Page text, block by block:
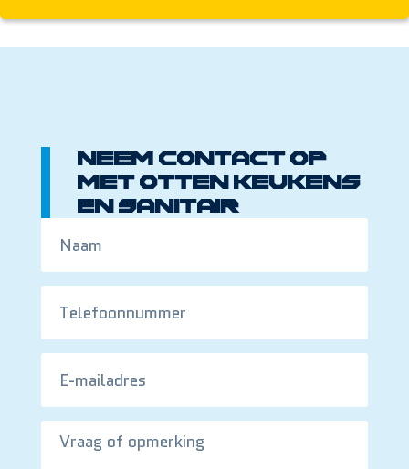
Neem contact op
met Otten Keukens
en sanitair